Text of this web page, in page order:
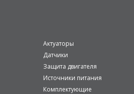
Актуаторы
Датчики
Защита двигателя
Источники питания
Комплектующие